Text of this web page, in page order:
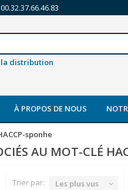
00.32.37.66.46.83
distribution
À PROPOS DE NOUS
sponhe
AU MOT-CLÉ
Trier par: Les plus vus